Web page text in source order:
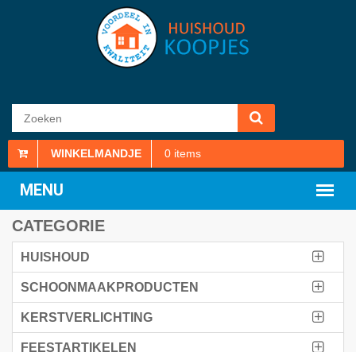
WINKELMANDJE 0 items
CATEGORIE
HUISHOUD
SCHOONMAAKPRODUCTEN
KERSTVERLICHTING
FEESTARTIKELEN